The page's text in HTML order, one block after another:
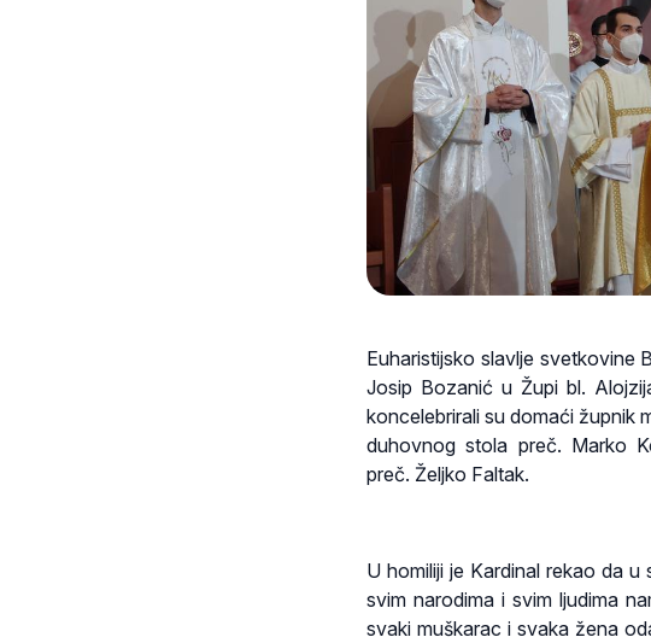
Euharistijsko slavlje svetkovine
Josip Bozanić u Župi bl.
koncelebrirali su domaći župnik
duhovnog stola preč. Marko
preč. Željko Faltak.
U homiliji je Kardinal rekao da
svim narodima i svim ljudima
svaki muškarac i svaka žena